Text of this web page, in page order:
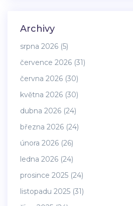
Archivy
srpna 2026 (5)
července 2026 (31)
června 2026 (30)
května 2026 (30)
dubna 2026 (24)
března 2026 (24)
února 2026 (26)
ledna 2026 (24)
prosince 2025 (24)
listopadu 2025 (31)